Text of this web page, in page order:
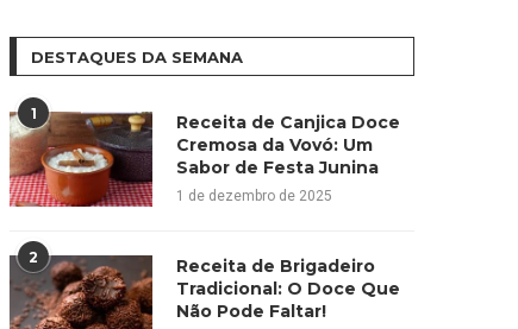
DESTAQUES DA SEMANA
1
Receita de Canjica Doce
Cremosa da Vovó: Um
Sabor de Festa Junina
1 de dezembro de 2025
2
Receita de Brigadeiro
Tradicional: O Doce Que
Não Pode Faltar!